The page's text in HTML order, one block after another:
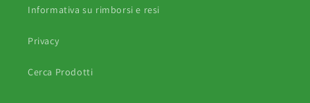
Informativa su rimborsi e resi
Privacy
Cerca Prodotti